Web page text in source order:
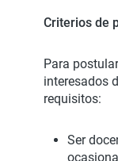
Criterios de
Para
interesados
requisitos:
Ser